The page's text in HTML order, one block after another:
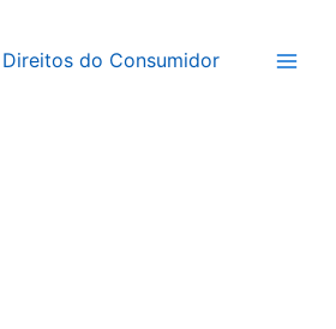
do Consumidor